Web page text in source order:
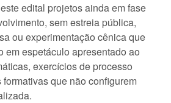
edital projetos ainda em fase
sem estreia pública,
ou experimentação cênica que
em espetáculo apresentado ao
exercícios de processo
que não configurem